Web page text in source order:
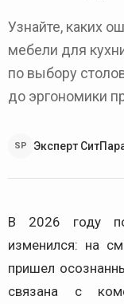
Узнайте, каких
мебели для
по выбору
до эргономики
SP Эксперт
В 2026 году
изменился: на
пришел
связана с